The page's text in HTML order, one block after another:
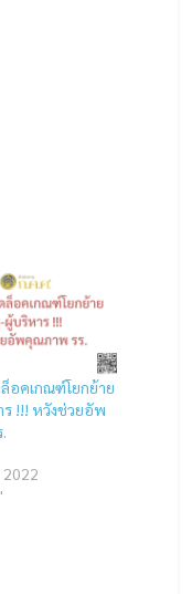
อคเกณฑ์โยกย้าย
!!! หวังช่วยอัพ